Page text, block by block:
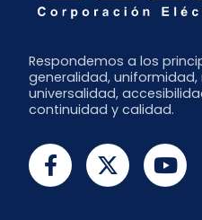
Respondemos a los
generalidad,
universalidad,
continuidad y calidad.